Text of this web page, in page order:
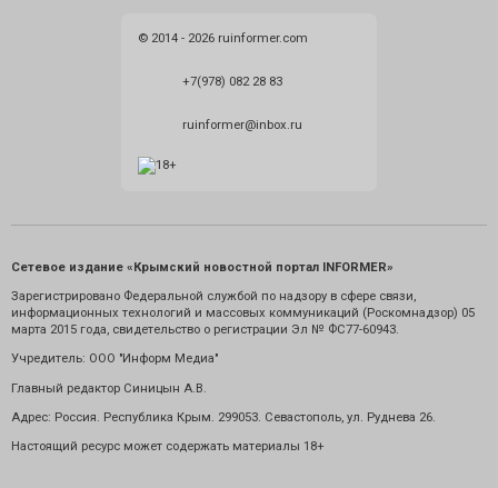
© 2014 - 2026 ruinformer.com
+7(978) 082 28 83
ruinformer@inbox.ru
Сетевое издание «Крымский новостной портал INFORMER»
Зарегистрировано Федеральной службой по надзору в сфере связи,
информационных технологий и массовых коммуникаций (Роскомнадзор) 05
марта 2015 года, свидетельство о регистрации Эл № ФС77-60943.
Учредитель: ООО "Информ Медиа"
Главный редактор Синицын А.В.
Адрес: Россия. Республика Крым. 299053. Севастополь, ул. Руднева 26.
Настоящий ресурс может содержать материалы 18+